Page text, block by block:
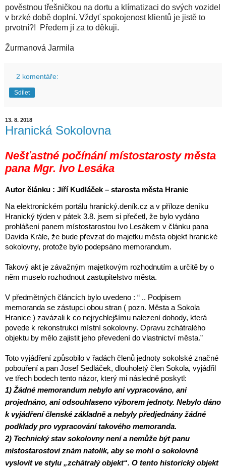
pověstnou třešničkou na dortu a klímatizaci do svých vozidel
v brzké době doplní. Vždyť spokojenost klientů je jistě to
prvotní?! Předem jí za to děkuji.
Žurmanová Jarmila
2 komentáře:
Sdílet
13. 8. 2018
Hranická Sokolovna
Nešťastné počínání místostarosty města
pana Mgr. Ivo Lesáka
Autor článku : Jiří Kudláček – starosta města Hranic
Na elektronickém portálu hranický.deník.cz a v příloze deníku
Hranický týden v pátek 3.8. jsem si přečetl, že bylo vydáno
prohlášení panem místostarostou Ivo Lesákem v článku pana
Davida Krále, že bude převzat do majetku města objekt hranické
sokolovny, protože bylo podepsáno memorandum.
Takový akt je závažným majetkovým rozhodnutím a určitě by o
něm muselo rozhodnout zastupitelstvo města.
V předmětných článcích bylo uvedeno : “ .. Podpisem
memoranda se zástupci obou stran ( pozn. Města a Sokola
Hranice ) zavázali k co nejrychlejšímu nalezení dohody, která
povede k rekonstrukci místní sokolovny. Opravu zchátralého
objektu by mělo zajistit jeho převedení do vlastnictví města.”
Toto vyjádření způsobilo v řadách členů jednoty sokolské značné
pobouření a pan Josef Sedláček, dlouholetý člen Sokola, vyjádřil
ve třech bodech tento názor, který mi následně poskytl:
1) Žádné memorandum nebylo ani vypracováno, ani
projednáno, ani odsouhlaseno výborem jednoty. Nebylo dáno
k vyjádření členské základně a nebyly předjednány žádné
podklady pro vypracování takového memoranda.
2) Technický stav sokolovny není a nemůže být panu
místostarostovi znám natolik, aby se mohl o sokolovně
vyslovit ve stylu „zchátralý objekt“. O tento historický objekt